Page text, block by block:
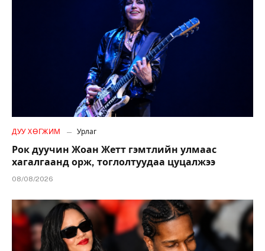
ДУУ ХӨГЖИМ Урлаг
Рок дуучин Жоан Жетт гэмтлийн улмаас
хагалгаанд орж, тоглолтуудаа цуцалжээ
08/08/2026